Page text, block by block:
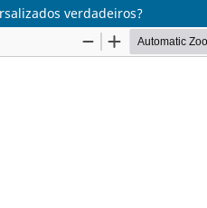
verdadeiros?